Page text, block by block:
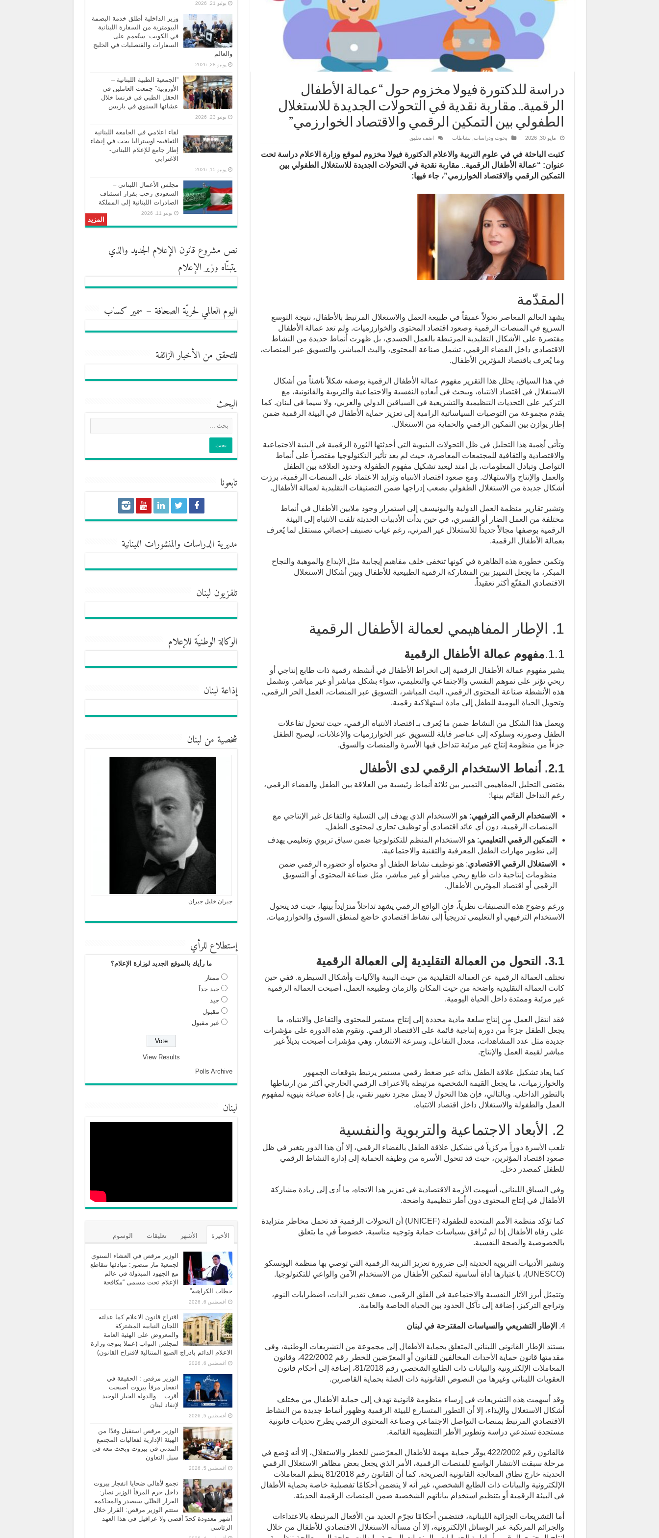
دراسة للدكتورة فيولا مخزوم حول “عمالة الأطفال
الرقمية.. مقاربة نقدية في التحولات الجديدة للاستغلال
الطفولي بين التمكين الرقمي والاقتصاد الخوارزمي”
مايو 30, 2026 بحوث ودراسات نشاطات اضف تعليق
كتبت الباحثة في في علوم التربية والاعلام الدكتورة فيولا مخزوم لموقع وزارة الاعلام دراسة تحت
عنوان: “عمالة الأطفال الرقمية.. مقاربة نقدية في التحولات الجديدة للاستغلال الطفولي بين
التمكين الرقمي والاقتصاد الخوارزمي”، جاء فيها:
المقدّمة
يشهد العالم المعاصر تحولاً عميقاً في طبيعة العمل والاستغلال المرتبط بالأطفال، نتيجة التوسع
السريع في المنصات الرقمية وصعود اقتصاد المحتوى والخوارزميات. ولم تعد عمالة الأطفال
مقتصرة على الأشكال التقليدية المرتبطة بالعمل الجسدي، بل ظهرت أنماط جديدة من النشاط
الاقتصادي داخل الفضاء الرقمي، تشمل صناعة المحتوى، والبث المباشر، والتسويق عبر المنصات،
وما يُعرف باقتصاد المؤثرين الأطفال.
في هذا السياق، يحلل هذا التقرير مفهوم عمالة الأطفال الرقمية بوصفه شكلاً ناشئاً من أشكال
الاستغلال في اقتصاد الانتباه، ويبحث في أبعاده النفسية والاجتماعية والتربوية والقانونية، مع
التركيز على التحديات التنظيمية والتشريعية في السياقين الدولي والعربي، ولا سيما في لبنان. كما
يقدم مجموعة من التوصيات السياساتية الرامية إلى تعزيز حماية الأطفال في البيئة الرقمية ضمن
إطار يوازن بين التمكين الرقمي والحماية من الاستغلال.
وتأتي أهمية هذا التحليل في ظل التحولات البنيوية التي أحدثتها الثورة الرقمية في البنية الاجتماعية
والاقتصادية والثقافية للمجتمعات المعاصرة، حيث لم يعد تأثير التكنولوجيا مقتصراً على أنماط
التواصل وتبادل المعلومات، بل امتد ليعيد تشكيل مفهوم الطفولة وحدود العلاقة بين الطفل
والعمل والإنتاج والاستهلاك. ومع صعود اقتصاد الانتباه وتزايد الاعتماد على المنصات الرقمية، برزت
أشكال جديدة من الاستغلال الطفولي يصعب إدراجها ضمن التصنيفات التقليدية لعمالة الأطفال.
وتشير تقارير منظمة العمل الدولية واليونيسف إلى استمرار وجود ملايين الأطفال في أنماط
مختلفة من العمل الضار أو القسري، في حين بدأت الأدبيات الحديثة تلفت الانتباه إلى البيئة
الرقمية بوصفها مجالاً جديداً للاستغلال غير المرئي، رغم غياب تصنيف إحصائي مستقل لما يُعرف
بعمالة الأطفال الرقمية.
وتكمن خطورة هذه الظاهرة في كونها تتخفى خلف مفاهيم إيجابية مثل الإبداع والموهبة والنجاح
المبكر، ما يجعل التمييز بين المشاركة الرقمية الطبيعية للأطفال وبين أشكال الاستغلال
الاقتصادي المقنّع أكثر تعقيداً.
1. الإطار المفاهيمي لعمالة الأطفال الرقمية
1.1. مفهوم عمالة الأطفال الرقمية
يشير مفهوم عمالة الأطفال الرقمية إلى انخراط الأطفال في أنشطة رقمية ذات طابع إنتاجي أو
ربحي تؤثر على نموهم النفسي والاجتماعي والتعليمي، سواء بشكل مباشر أو غير مباشر. وتشمل
هذه الأنشطة صناعة المحتوى الرقمي، البث المباشر، التسويق عبر المنصات، العمل الحر الرقمي،
وتحويل الحياة اليومية للطفل إلى مادة استهلاكية رقمية.
ويعمل هذا الشكل من النشاط ضمن ما يُعرف بـ اقتصاد الانتباه الرقمي، حيث تتحول تفاعلات
الطفل وصورته وسلوكه إلى عناصر قابلة للتسويق عبر الخوارزميات والإعلانات، ليصبح الطفل
جزءاً من منظومة إنتاج غير مرئية تتداخل فيها الأسرة والمنصات والسوق.
2.1. أنماط الاستخدام الرقمي لدى الأطفال
يقتضي التحليل المفاهيمي التمييز بين ثلاثة أنماط رئيسية من العلاقة بين الطفل والفضاء الرقمي،
رغم التداخل القائم بينها:
الاستخدام الرقمي الترفيهي: هو الاستخدام الذي يهدف إلى التسلية والتفاعل غير الإنتاجي مع
المنصات الرقمية، دون أي عائد اقتصادي أو توظيف تجاري لمحتوى الطفل.
التمكين الرقمي التعليمي: هو الاستخدام المنظم للتكنولوجيا ضمن سياق تربوي وتعليمي يهدف
إلى تطوير مهارات الطفل المعرفية والتقنية والاجتماعية.
الاستغلال الرقمي الاقتصادي: هو توظيف نشاط الطفل أو محتواه أو حضوره الرقمي ضمن
منظومات إنتاجية ذات طابع ربحي مباشر أو غير مباشر، مثل صناعة المحتوى أو التسويق
الرقمي أو اقتصاد المؤثرين الأطفال.
ورغم وضوح هذه التصنيفات نظرياً، فإن الواقع الرقمي يشهد تداخلاً متزايداً بينها، حيث قد يتحول
الاستخدام الترفيهي أو التعليمي تدريجياً إلى نشاط اقتصادي خاضع لمنطق السوق والخوارزميات.
3.1. التحول من العمالة التقليدية إلى العمالة الرقمية
تختلف العمالة الرقمية عن العمالة التقليدية من حيث البنية والآليات وأشكال السيطرة. ففي حين
كانت العمالة التقليدية واضحة من حيث المكان والزمان وطبيعة العمل، أصبحت العمالة الرقمية
غير مرئية وممتدة داخل الحياة اليومية.
فقد انتقل العمل من إنتاج سلعة مادية محددة إلى إنتاج مستمر للمحتوى والتفاعل والانتباه، ما
يجعل الطفل جزءاً من دورة إنتاجية قائمة على الاقتصاد الرقمي. وتقوم هذه الدورة على مؤشرات
جديدة مثل عدد المشاهدات، معدل التفاعل، وسرعة الانتشار، وهي مؤشرات أصبحت بديلاً غير
مباشر لقيمة العمل والإنتاج.
كما يعاد تشكيل علاقة الطفل بذاته عبر ضغط رقمي مستمر يرتبط بتوقعات الجمهور
والخوارزميات، ما يجعل القيمة الشخصية مرتبطة بالاعتراف الرقمي الخارجي أكثر من ارتباطها
بالتطور الداخلي. وبالتالي، فإن هذا التحول لا يمثل مجرد تغيير تقني، بل إعادة صياغة بنيوية لمفهوم
العمل والطفولة والاستغلال داخل اقتصاد الانتباه.
2. الأبعاد الاجتماعية والتربوية والنفسية
تلعب الأسرة دوراً مركزياً في تشكيل علاقة الطفل بالفضاء الرقمي، إلا أن هذا الدور يتغير في ظل
صعود اقتصاد المؤثرين، حيث قد تتحول الأسرة من وظيفة الحماية إلى إدارة النشاط الرقمي
للطفل كمصدر دخل.
وفي السياق اللبناني، أسهمت الأزمة الاقتصادية في تعزيز هذا الاتجاه، ما أدى إلى زيادة مشاركة
الأطفال في إنتاج المحتوى دون أطر تنظيمية واضحة.
كما تؤكد منظمة الأمم المتحدة للطفولة (UNICEF) أن التحولات الرقمية قد تحمل مخاطر متزايدة
على رفاه الأطفال إذا لم تُرافق بسياسات حماية وتوجيه مناسبة، خصوصاً في ما يتعلق
بالخصوصية والصحة النفسية.
وتشير الأدبيات التربوية الحديثة إلى ضرورة تعزيز التربية الرقمية التي توصي بها منظمة اليونسكو
(UNESCO)، باعتبارها أداة أساسية لتمكين الأطفال من الاستخدام الآمن والواعي للتكنولوجيا.
وتتمثل أبرز الآثار النفسية والاجتماعية في القلق الرقمي، ضعف تقدير الذات، اضطرابات النوم،
وتراجع التركيز، إضافة إلى تآكل الحدود بين الحياة الخاصة والعامة.
الإطار التشريعي والسياسات المقترحة في لبنان
يستند الإطار القانوني اللبناني المتعلق بحماية الأطفال إلى مجموعة من التشريعات الوطنية، وفي
مقدمتها قانون حماية الأحداث المخالفين للقانون أو المعرّضين للخطر رقم 422/2002، وقانون
المعاملات الإلكترونية والبيانات ذات الطابع الشخصي رقم 81/2018، إضافة إلى أحكام قانون
العقوبات اللبناني وغيرها من النصوص القانونية ذات الصلة بحماية القاصرين.
وقد أسهمت هذه التشريعات في إرساء منظومة قانونية تهدف إلى حماية الأطفال من مختلف
أشكال الاستغلال والإيذاء، إلا أن التطور المتسارع للبيئة الرقمية وظهور أنماط جديدة من النشاط
الاقتصادي المرتبط بمنصات التواصل الاجتماعي وصناعة المحتوى الرقمي يطرح تحديات قانونية
مستجدة تستدعي دراسة وتطوير الأطر التنظيمية القائمة.
فالقانون رقم 422/2002 يوفّر حماية مهمة للأطفال المعرّضين للخطر والاستغلال، إلا أنه وُضع في
مرحلة سبقت الانتشار الواسع للمنصات الرقمية، الأمر الذي يجعل بعض مظاهر الاستغلال الرقمي
الحديثة خارج نطاق المعالجة القانونية الصريحة. كما أن القانون رقم 81/2018 ينظم المعاملات
الإلكترونية والبيانات ذات الطابع الشخصي، غير أنه لا يتضمن أحكامًا تفصيلية خاصة بحماية الأطفال
في البيئة الرقمية أو بتنظيم استخدام بياناتهم الشخصية ضمن المنصات الرقمية الحديثة.
أما التشريعات الجزائية اللبنانية، فتتضمن أحكامًا تجرّم العديد من الأفعال المرتبطة بالاعتداءات
والجرائم المرتكبة عبر الوسائل الإلكترونية، إلا أن مسألة الاستغلال الاقتصادي للأطفال من خلال
المزيد
يوليو 21, 2026
وزير الداخلية أطلق خدمة البصمة
البيومترية من السفارة اللبنانية
في الكويت: ستُعمم على
السفارات والقنصليات في الخليج
والعالم
يونيو 28, 2026
“الجمعية الطبية اللبنانية –
الأوروبية” جمعت العاملين في
الحقل الطبي في فرنسا خلال
عشائها السنوي في باريس
يونيو 23, 2026
لقاء اعلامي في الجامعة اللبنانية
الثقافية- اوستراليا بحث في إنشاء
إطار جامع للإعلام اللبناني-
الاغترابي
يونيو 15, 2026
مجلس الأعمال اللبناني –
السعودي رحب بقرار استئناف
الصادرات اللبنانية إلى المملكة
يونيو 11, 2026
نص مشروع قانون الإعلام الجديد والذي
يتبنّاه وزير الإعلام
اليوم العالمي لحريّة الصحافة – سمير كساب
للتحقق من الأخبار الزائفة
البحث
تابعونا
مديرية الدراسات والمنشورات اللبنانية
تلفزيون لبنان
الوكالة الوطنيَة للإعلام
إذاعة لبنان
شخصية من لبنان
جبران خليل جبران
إستطلاع للرأي
ما رأيك بالموقع الجديد لوزارة الإعلام؟
ممتاز
جيد جداً
جيد
مقبول
غير مقبول
View Results
Polls Archive
لبنان
الأخيرة الأشهر تعليقات الوسوم
الوزير مرقص في العشاء السنوي
لجمعية مار منصور: مبادئها تتقاطع
مع الجهود المبذولة في عالم
الإعلام تحت مسمى “مكافحة
خطاب الكراهية”
أغسطس 6, 2026
اقتراح قانون الاعلام كما عدلته
اللجان النيابية المشتركة
والمعروض على الهئية العامة
لمجلس النواب (عملا بتوجه وزارة
الاعلام الدائم بادراج الصيغ المتتالية لاقتراح القانون)
أغسطس 6, 2026
الوزير مرقص : الحقيقة في
انفجار مرفأ بيروت أصبحت
أقرب… والدولة الخيار الوحيد
لإنقاذ لبنان
أغسطس 5, 2026
الوزير مرقص استقبل وفدًا من
الهيئة الإدارية لفعاليات المجتمع
المدني في بيروت وبحث معه في
سبل التعاون
أغسطس 5, 2026
تجمع لأهالي ضحايا انفجار بيروت
داخل حرم المرفأ الوزير نصار:
القرار الظنّي سيصدر والمحاكمة
ستتم الوزير مرقص: القرار خلال
أشهر معدودة كحدّ أقصى ولا عراقيل في هذا العهد
الرئاسي